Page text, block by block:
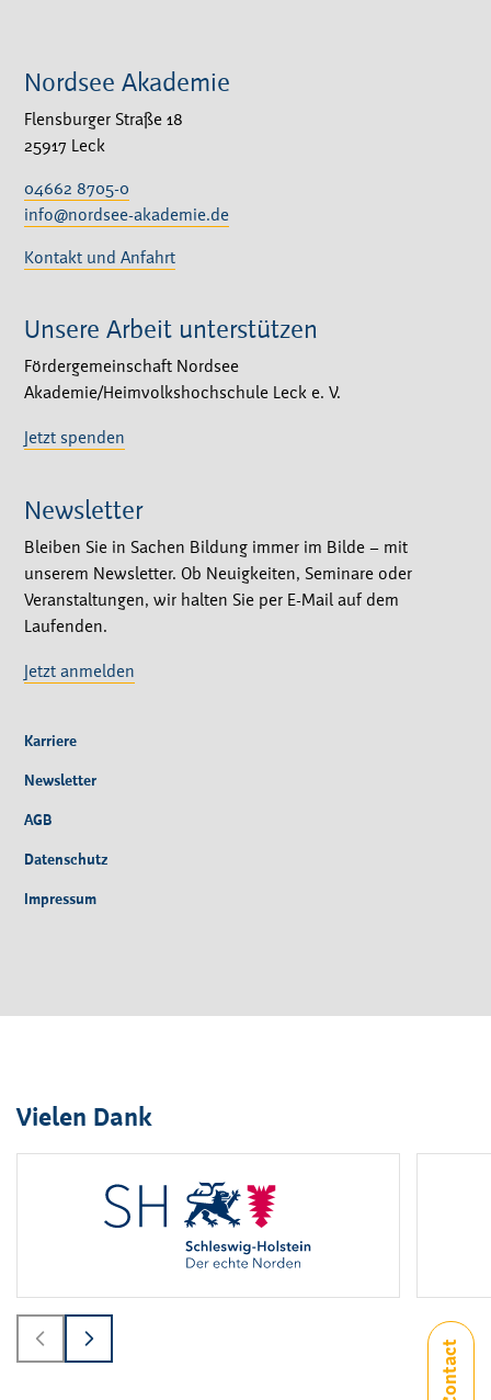
Nordsee Akademie
Flensburger Straße 18
25917 Leck
04662 8705-0
info@nordsee-akademie.de
Kontakt und Anfahrt
Unsere Arbeit unterstützen
Fördergemeinschaft Nordsee
Akademie/Heimvolkshochschule Leck e. V.
Jetzt spenden
Newsletter
Bleiben Sie in Sachen Bildung immer im Bilde – mit
unserem Newsletter. Ob Neuigkeiten, Seminare oder
Veranstaltungen, wir halten Sie per E-Mail auf dem
Laufenden.
Jetzt anmelden
Karriere
Newsletter
AGB
Datenschutz
Impressum
Vielen Dank
Logo1bis2von6sichtbar.